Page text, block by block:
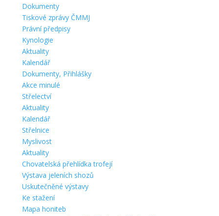
Dokumenty
Tiskové zprávy ČMMJ
Právní předpisy
Kynologie
Aktuality
Kalendář
Dokumenty, Přihlášky
Akce minulé
Střelectví
Aktuality
Kalendář
Střelnice
Myslivost
Aktuality
Chovatelská přehlídka trofejí
Výstava jeleních shozů
Uskutečněné výstavy
Ke stažení
Mapa honiteb